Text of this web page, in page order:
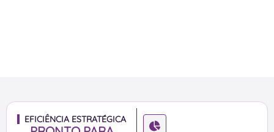
EFICIÊNCIA ESTRATÉGICA